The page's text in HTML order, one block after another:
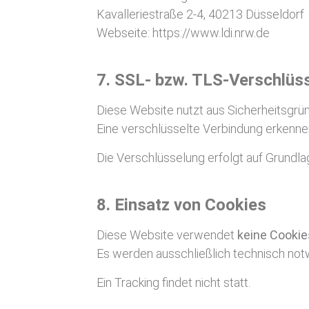
Kavalleriestraße 2-4, 40213 Düsseldorf
Webseite: https://www.ldi.nrw.de
7. SSL- bzw. TLS-
Diese Website nutzt aus
Eine verschlüsselte Verbindung
Die Verschlüsselung erfolgt auf
8. Einsatz von Cookies
Diese Website verwendet keine
Es werden ausschließlich technisch
Ein Tracking findet nicht statt.